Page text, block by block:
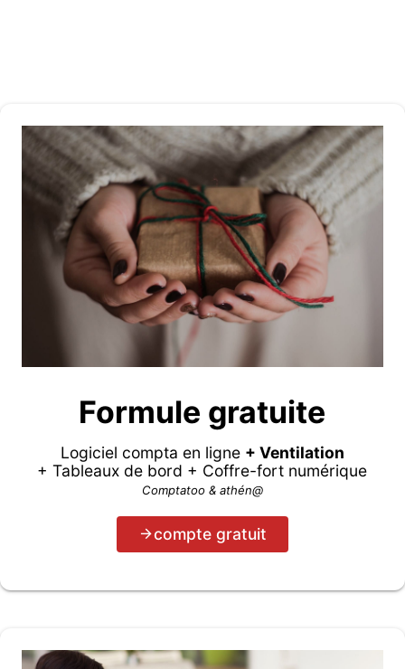
Formule gratuite
Logiciel compta en ligne + Ventilation
+ Tableaux de bord + Coffre-fort numérique
Comptatoo & athén@
compte gratuit